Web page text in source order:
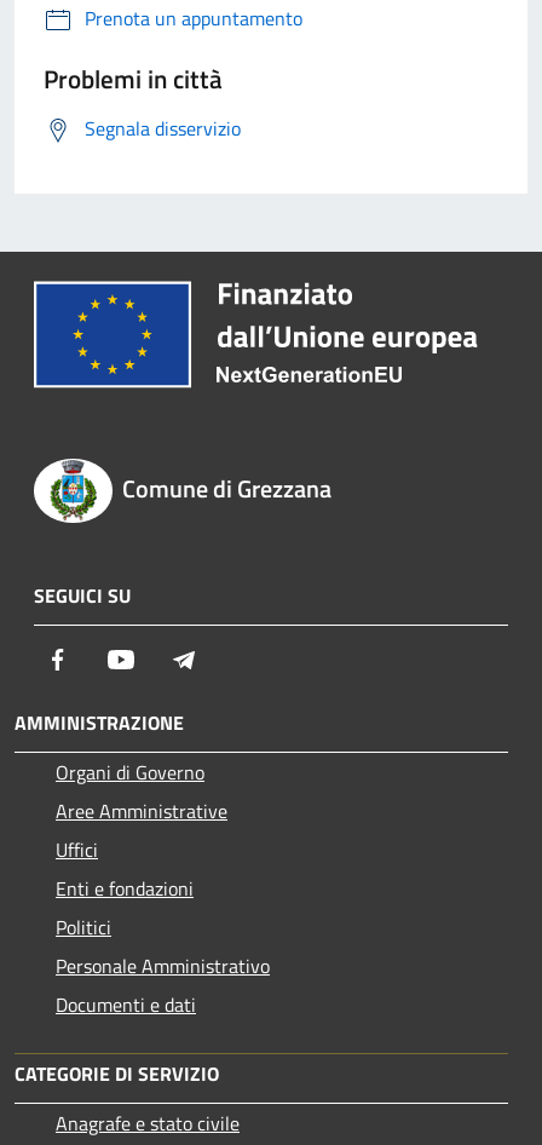
Prenota un appuntamento
Problemi in città
Segnala disservizio
Comune di Grezzana
SEGUICI SU
Facebook Youtube
AMMINISTRAZIONE
Organi di Governo
Aree Amministrative
Uffici
Enti e fondazioni
Politici
Personale Amministrativo
Documenti e dati
CATEGORIE DI SERVIZIO
Anagrafe e stato civile